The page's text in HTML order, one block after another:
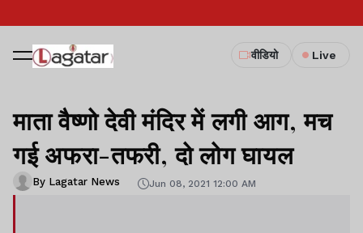
वीडियो Live
माता वैष्णो देवी मंदिर में लगी आग, मच
गई अफरा-तफरी, दो लोग घायल
By Lagatar News Jun 08, 2021 12:00 AM